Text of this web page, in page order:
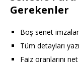
Gerekenler
Boş senet
Tüm detayları
Faiz oranlarını